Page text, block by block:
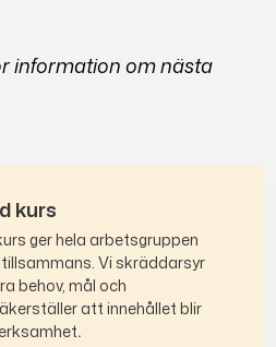
information om nästa
kurs
ger hela arbetsgruppen
Vi skräddarsyr
behov, mål och
att innehållet blir
.